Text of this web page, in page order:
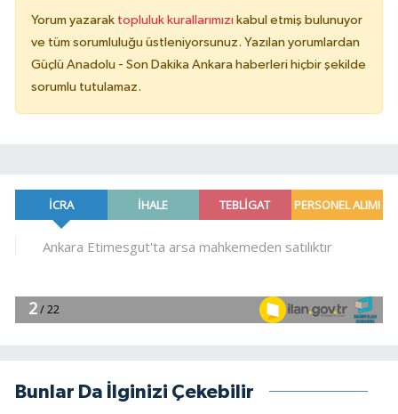
Yorum yazarak topluluk kurallarımızı kabul etmiş bulunuyor
ve tüm sorumluluğu üstleniyorsunuz. Yazılan yorumlardan
Güçlü Anadolu - Son Dakika Ankara haberleri hiçbir şekilde
sorumlu tutulamaz.
Bunlar Da İlginizi Çekebilir